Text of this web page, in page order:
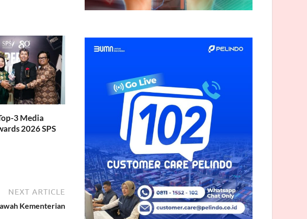
3 Media
2026 SPS
NEXT ARTICLE
Kementerian